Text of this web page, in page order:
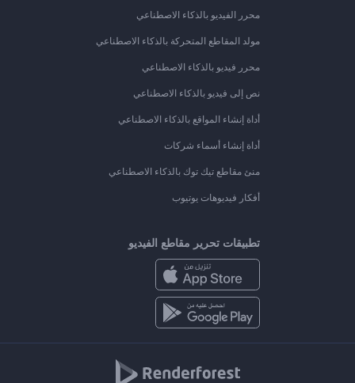
محرر الفيديو بالذكاء الاصطناعي
مولد المقاطع المتحركة بالذكاء الاصطناعي
محرر فيديو بالذكاء الاصطناعي
نص إلى فيديو بالذكاء الاصطناعي
أداة إنشاء المواقع بالذكاء الاصطناعي
أداة إنشاء أسماء شركات
منئ مقاطع تيك توك بالذكاء الاصطناعي
أفكار فيديوهات يوتيوب
تطبيقات تحرير مقاطع الفيديو